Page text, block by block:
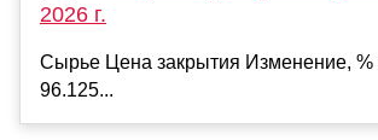
2026 г.
Сырье Цена закрытия Изменение,
96.125...